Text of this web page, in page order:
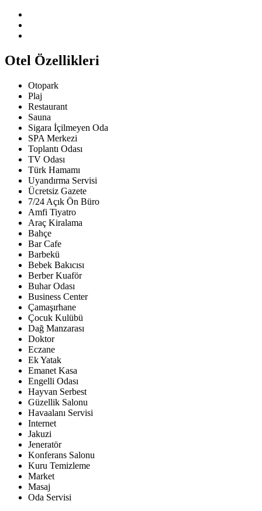
Otel Özellikleri
Otopark
Plaj
Restaurant
Sauna
Sigara İçilmeyen Oda
SPA Merkezi
Toplantı Odası
TV Odası
Türk Hamamı
Uyandırma Servisi
Ücretsiz Gazete
7/24 Açık Ön Büro
Amfi Tiyatro
Araç Kiralama
Bahçe
Bar Cafe
Barbekü
Bebek Bakıcısı
Berber Kuaför
Buhar Odası
Business Center
Çamaşırhane
Çocuk Kulübü
Dağ Manzarası
Doktor
Eczane
Ek Yatak
Emanet Kasa
Engelli Odası
Hayvan Serbest
Güzellik Salonu
Havaalanı Servisi
Internet
Jakuzi
Jeneratör
Konferans Salonu
Kuru Temizleme
Market
Masaj
Oda Servisi